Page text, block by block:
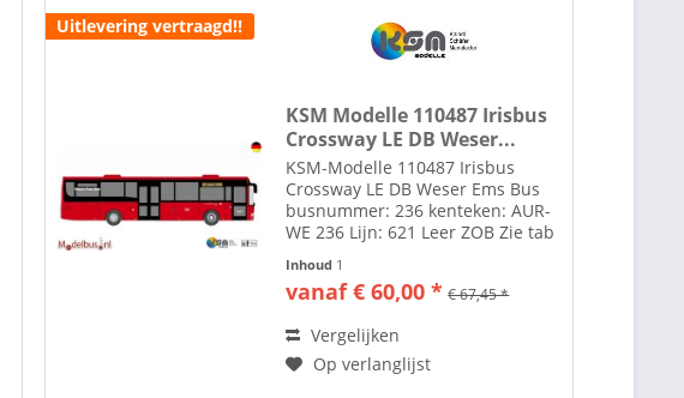
Uitlevering vertraagd!!
KSM Modelle 110487 Irisbus
Crossway LE DB Weser...
KSM-Modelle 110487 Irisbus
Crossway LE DB Weser Ems Bus
busnummer: 236 kenteken: AUR-
WE 236 Lijn: 621 Leer ZOB Zie tab
toebehoren voor lijm om spiegels
te plakken. Toebehoren zoals
spiegels etc. losbijgeleverd in de
Inhoud 1
vanaf € 60,00 * € 67,45 *
Vergelijken
Op verlanglijst